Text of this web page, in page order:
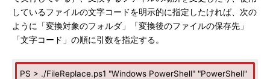
しているファイルの文字コードを明示的に指定したければ、次の
ように「変換対象のフォルダ」「変換後のファイルの保存先」
「文字コード」の順に引数を指定する。
PS > ./FileReplace.ps1 "Windows PowerShell" "PowerShell"